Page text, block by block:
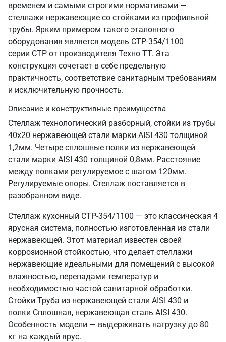
временем и самыми строгими нормативами —
стеллажи нержавеющие со стойками из профильной
трубы. Ярким примером такого эталонного
оборудования является модель СТР-354/1100
серии СТР от производителя Техно ТТ. Эта
конструкция сочетает в себе предельную
практичность, соответствие санитарным требованиям
и исключительную прочность.
Описание и конструктивные преимущества
Стеллаж технологический разборный, стойки из трубы
40х20 нержавеющей стали марки AISI 430 толщиной
1,2мм. Четыре сплошные полки из нержавеющей
стали марки AISI 430 толщиной 0,8мм. Расстояние
между полками регулируемое с шагом 120мм.
Регулируемые опоры. Стеллаж поставляется в
разобранном виде.
Стеллаж кухонный СТР-354/1100 — это классическая 4
ярусная система, полностью изготовленная из стали
нержавеющей. Этот материал известен своей
коррозионной стойкостью, что делает стеллажи
нержавеющие идеальными для помещений с высокой
влажностью, перепадами температур и
необходимостью частой санитарной обработки.
Стойки Труба из нержавеющей стали AISI 430 и
полки Сплошная, нержавеющая сталь AISI 430.
Особенность модели — выдерживать нагрузку до 80
кг на каждый ярус.